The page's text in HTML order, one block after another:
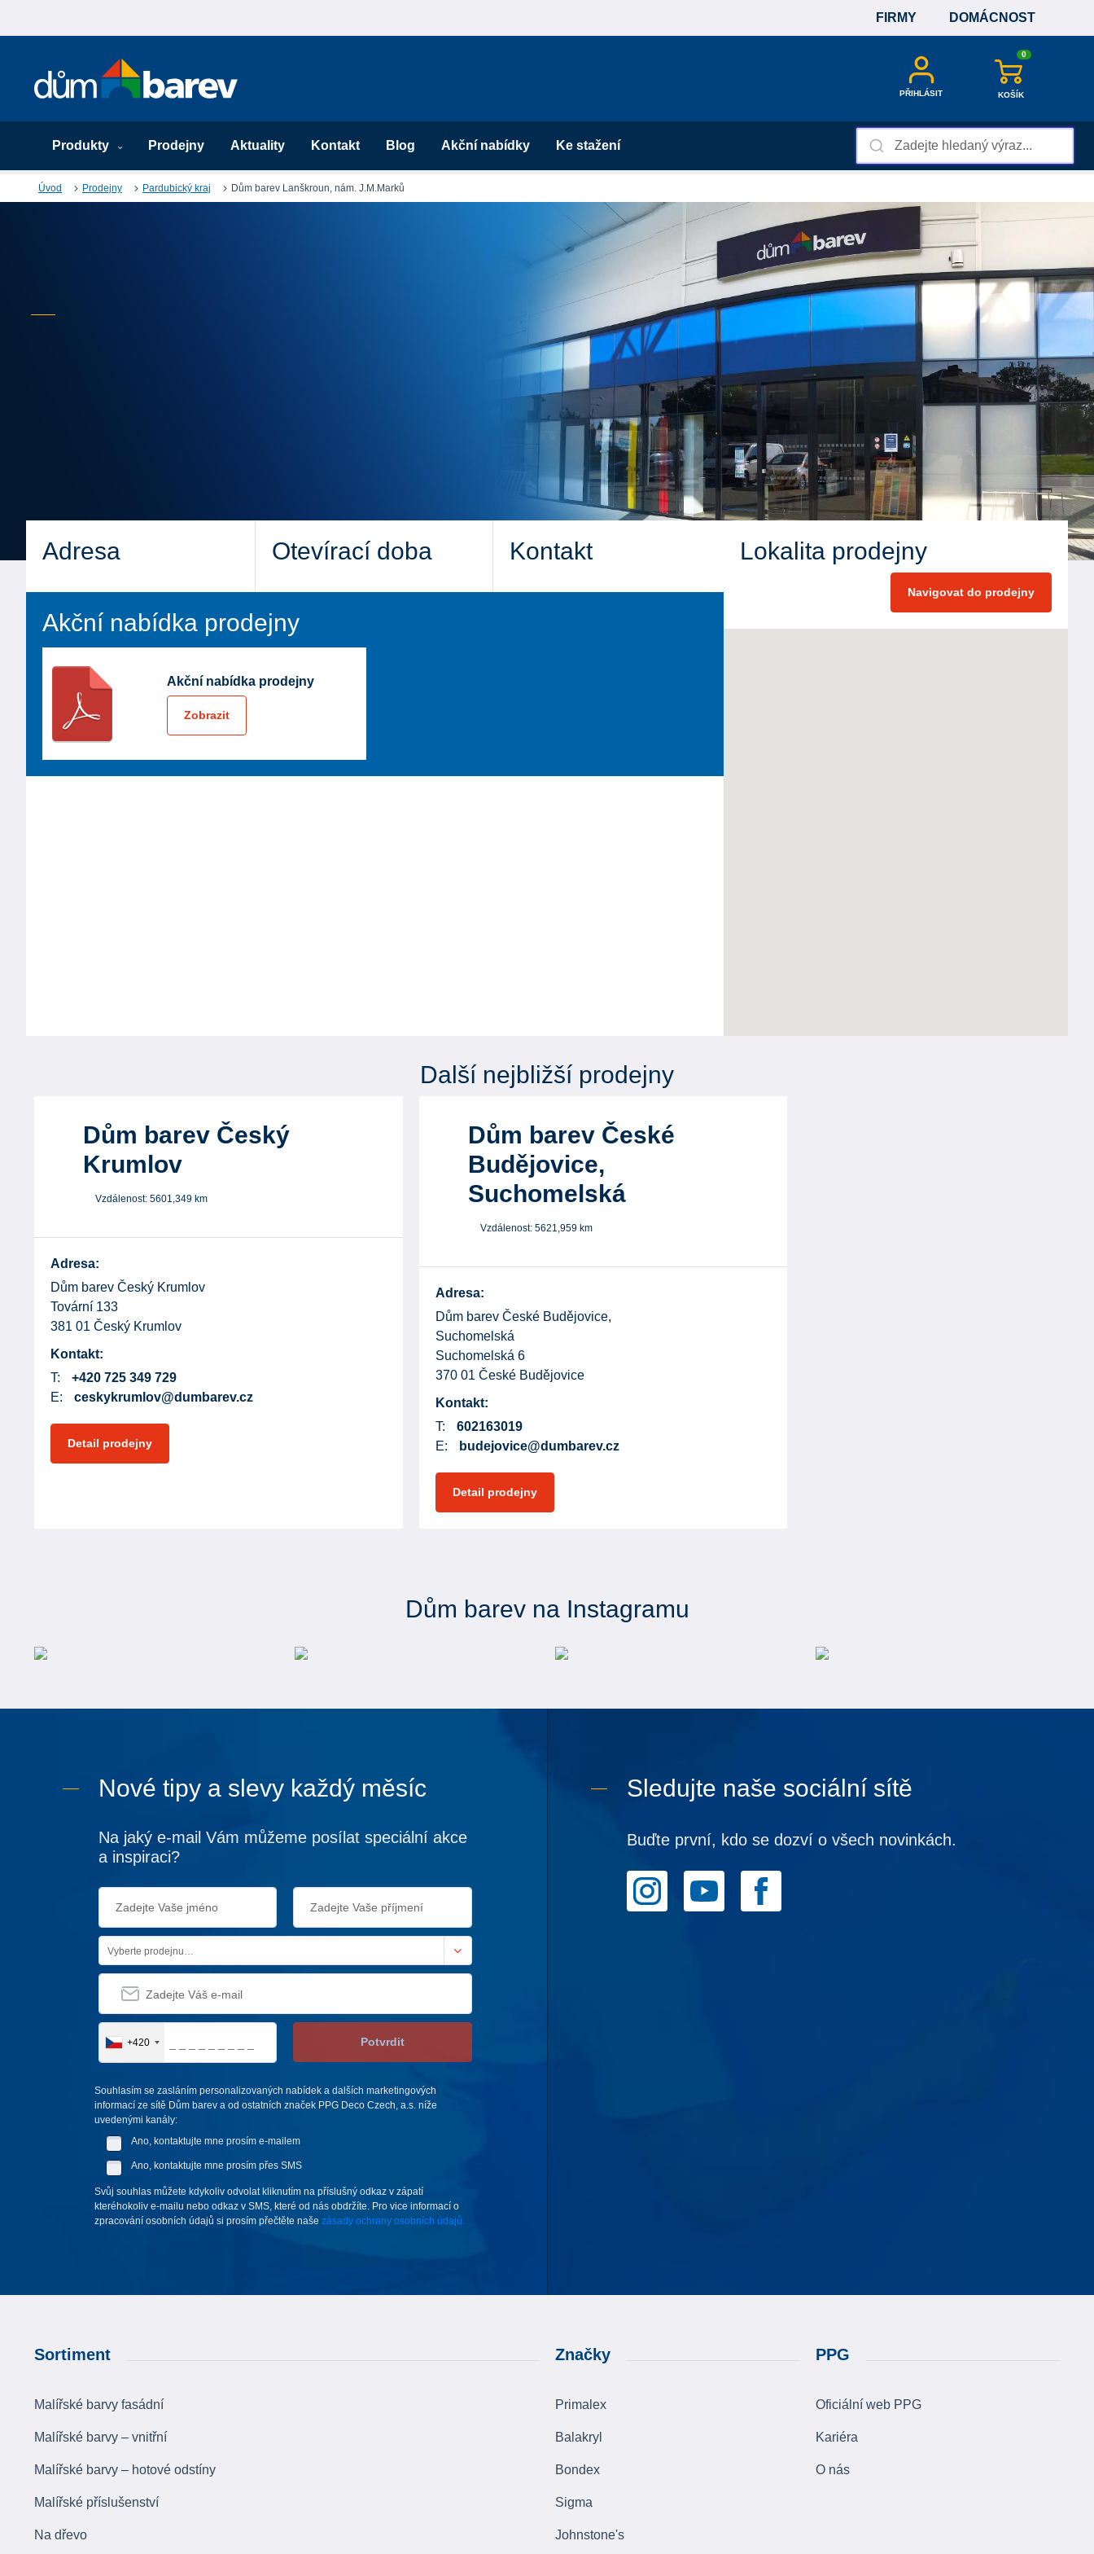
FIRMY DOMÁCNOST
PŘIHLÁSIT
0
KOŠÍK
Produkty Prodejny Aktuality Kontakt Blog Akční nabídky Ke stažení
Úvod Prodejny Pardubický kraj Dům barev Lanškroun, nám. J.M.Marků
Adresa Otevírací doba Kontakt
Akční nabídka prodejny
Akční nabídka prodejny
Zobrazit
Lokalita prodejny
Navigovat do prodejny
Další nejbližší prodejny
Dům barev Český
Krumlov
Vzdálenost: 5601,349 km
Adresa:
Dům barev Český Krumlov
Tovární 133
381 01 Český Krumlov
Kontakt:
T:
+420 725 349 729
E:
ceskykrumlov@dumbarev.cz
Detail prodejny
Dům barev České
Budějovice,
Suchomelská
Vzdálenost: 5621,959km
Adresa:
Dům barev České Budějovice,
Suchomelská
Suchomelská 6
370 01 České Budějovice
Kontakt:
T:
602163019
E:
budejovice@dumbarev.cz
Detail prodejny
Dům barev na Instagramu
Nové tipy a slevy každý měsíc
Na jaký e-mail Vám můžeme posílat speciální akce
a inspiraci?
Vyberte prodejnu…
+420 Potvrdit
Souhlasím se zasláním personalizovaných nabídek a dalších marketingových
informací ze sítě Dům barev a od ostatních značek PPG Deco Czech, a.s. níže
uvedenými kanály:
Ano, kontaktujte mne prosím e-mailem
Ano, kontaktujte mne prosím přes SMS
Svůj souhlas můžete kdykoliv odvolat kliknutím na příslušný odkaz v zápatí
kteréhokoliv e-mailu nebo odkaz v SMS, které od nás obdržíte. Pro vice informací o
zpracování osobních údajů si prosím přečtěte naše zásady ochrany osobních údajů.
Sledujte naše sociální sítě
Buďte první, kdo se dozví o všech novinkách.
Sortiment
Malířské barvy fasádní
Malířské barvy – vnitřní
Malířské barvy – hotové odstíny
Malířské příslušenství
Na dřevo
Značky
Primalex
Balakryl
Bondex
Sigma
Johnstone's
PPG
Oficiální web PPG
Kariéra
O nás